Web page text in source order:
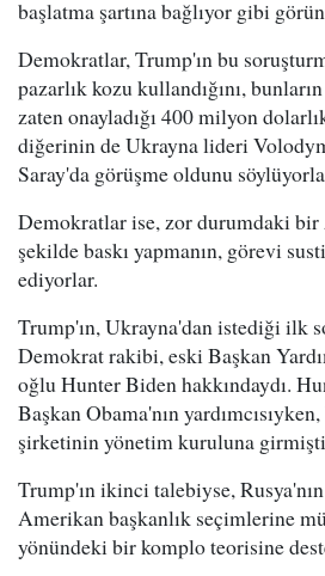
başlatma şartına bağlıyor gibi
Demokratlar, Trump'ın bu
pazarlık kozu kullandığını,
zaten onayladığı 400 milyon
diğerinin de Ukrayna lideri
Saray'da görüşme oldunu
Demokratlar ise, zor durumdaki
şekilde baskı yapmanın, görevi
ediyorlar.
Trump'ın, Ukrayna'dan istediği ilk
Demokrat rakibi, eski Başkan
oğlu Hunter Biden hakkındaydı.
Başkan Obama'nın
şirketinin yönetim kuruluna
Trump'ın ikinci talebiyse,
Amerikan başkanlık seçimlerine
yönündeki bir komplo teorisine